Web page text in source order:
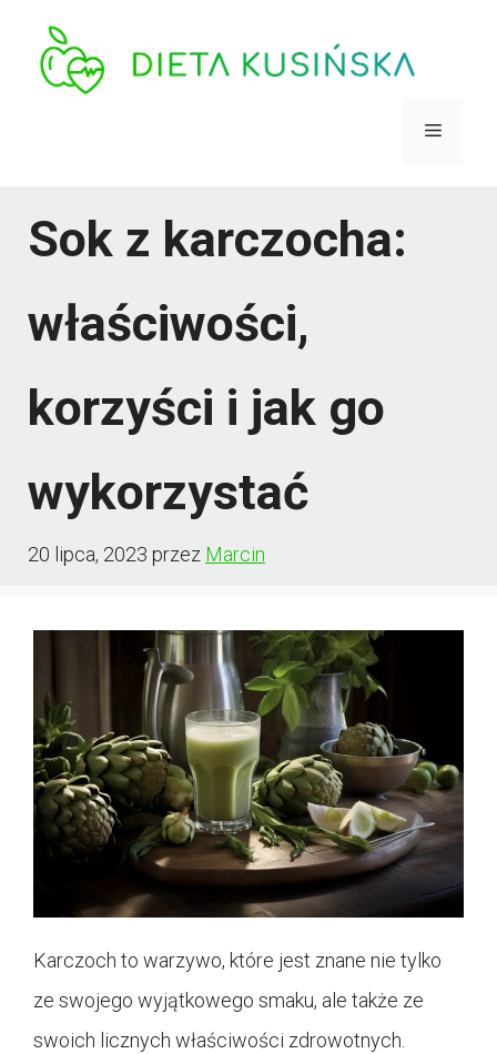
Menu
Sok z karczocha:
właściwości,
korzyści i jak go
wykorzystać
20 lipca, 2023 przez Marcin
Karczoch to warzywo, które jest znane nie tylko
ze swojego wyjątkowego smaku, ale także ze
swoich licznych właściwości zdrowotnych.